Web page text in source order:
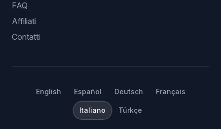
FAQ
Affiliati
Contatti
English Español Deutsch Français
Italiano Türkçe